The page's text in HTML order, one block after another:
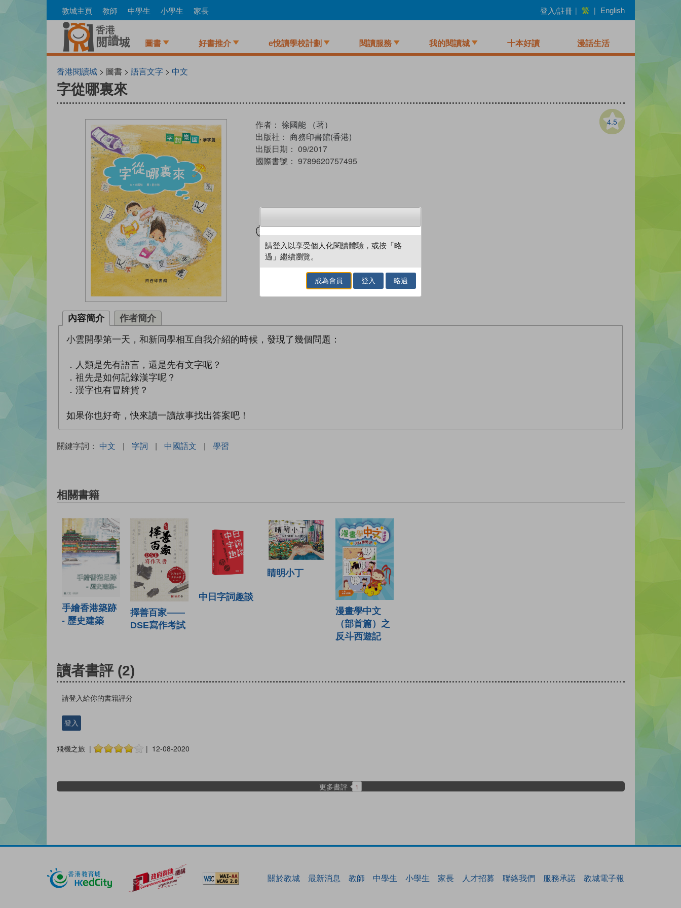
to
教城主頁 教師 中學生 小學生 家長 登入/註冊 | 繁 | English
圖書 好書推介 e悅讀學校計劃 閱讀服務 我的閱讀城 十本好讀 漫話生活
香港閱讀城> 圖書 > 語言文字> 中文
字從哪裏來
4.5
作者： 徐國能 （著）
出版社： 商務印書館(香港)
出版日期： 09/2017
國際書號： 9789620757495
內容簡介 作者簡介
小雲開學第一天，和新同學相互自我介紹的時候，發現了幾個問題：
．人類是先有語言，還是先有文字呢？
．祖先是如何記錄漢字呢？
．漢字也有冒牌貨？
如果你也好奇，快來讀一讀故事找出答案吧！
關鍵字詞： 中文 | 字詞 | 中國語文 | 學習
相關書籍
手繪香港築跡
- 歷史建築
擇善百家——
DSE寫作考試
中日字詞趣談
睛明小丁
漫畫學中文
（部首篇）之
反斗西遊記
讀者書評 (2)
請登入給你的書籍評分
登入
飛機之旅 | | 12-08-2020
更多書評 1
關於教城 最新消息 教師 中學生 小學生 家長 人才招募 聯絡我們 服務承諾 教城電子報
請登入以享受個人化閱讀體驗，或按「略
過」繼續瀏覽。
成為會員 登入 略過